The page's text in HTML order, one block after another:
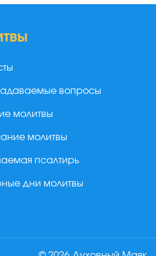
вопросы
молитвы
молитвы
псалтирь
дни молитвы